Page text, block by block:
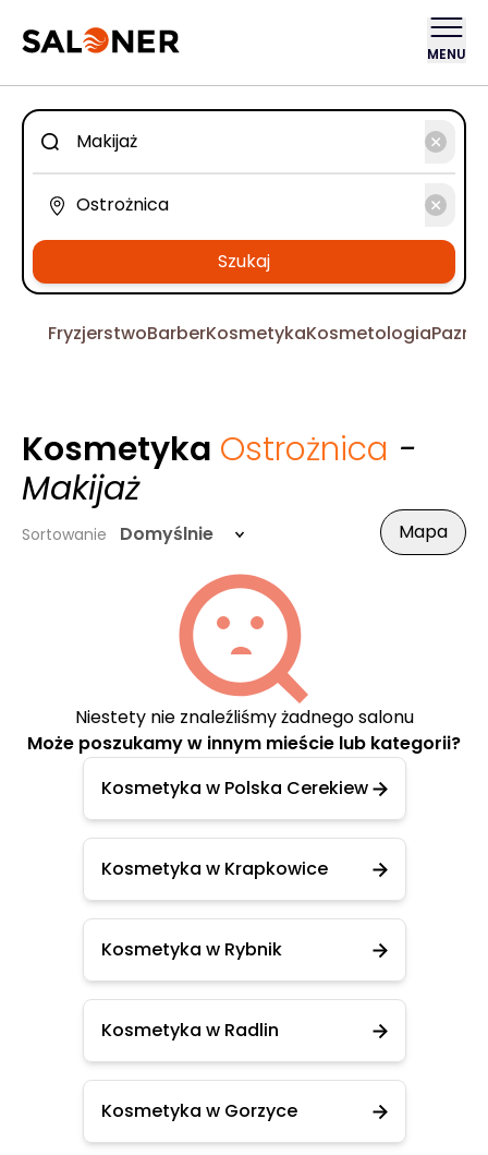
MENU
Szukaj
FryzjerstwoBarberKosmetykaKosmetologia
Kosmetyka Ostrożnica -
Makijaż
Sortowanie Domyślnie Mapa
Niestety nie znaleźliśmy żadnego salonu
Może poszukamy w innym mieście lub kategorii?
Kosmetyka w Polska Cerekiew
Kosmetyka w Krapkowice
Kosmetyka w Rybnik
Kosmetyka w Radlin
Kosmetyka w Gorzyce